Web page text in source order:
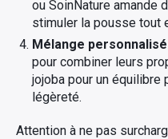
ou SoinNature amande
stimuler la pousse tout
Mélange
pour combiner leurs
jojoba pour un équilibre
légèreté.
Attention à ne pas